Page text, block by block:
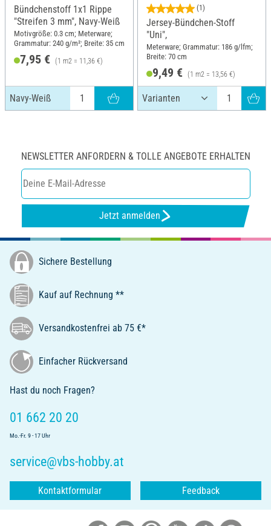
Bündchenstoff 1x1 Rippe
"Streifen 3 mm", Navy-Weiß
Motivgröße: 0.3 cm; Meterware;
Grammatur: 240 g/m²; Breite: 35 cm
7,95 € (1 m2 = 11,36 €)
Navy-Weiß
(1)
Jersey-Bündchen-Stoff
"Uni",
Meterware; Grammatur: 186 g/lfm;
Breite: 70 cm
9,49 € (1 m2 = 13,56 €)
NEWSLETTER ANFORDERN & TOLLE ANGEBOTE ERHALTEN
Jetzt anmelden
Sichere Bestellung
Kauf auf Rechnung **
Versandkostenfrei ab 75 €*
Einfacher Rückversand
Hast du noch Fragen?
01 662 20 20
Mo.-Fr. 9 - 17 Uhr
service@vbs-hobby.at
Kontaktformular Feedback